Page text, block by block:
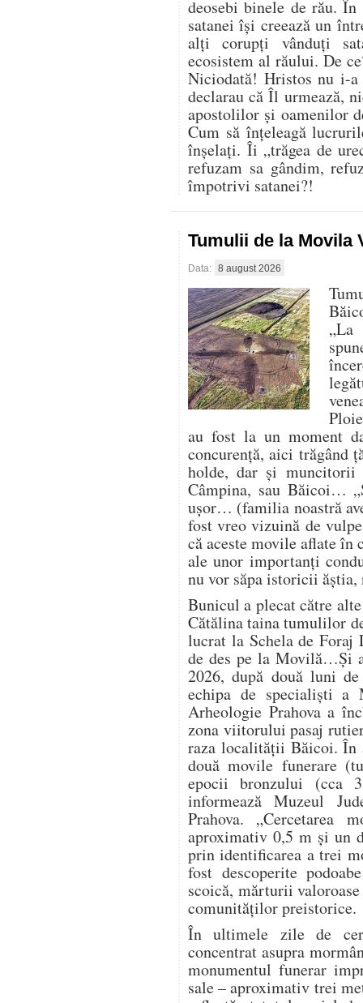
deosebi binele de rău.
satanei își creează un
alți corupți vânduți
ecosistem al răului. De
Niciodată! Hristos nu i-
declarau că Îl urmează,
apostolilor și oamenilor
Cum să înțeleagă
înșelați. Îi „trăgea de
refuzam sa gândim,
împotrivi satanei?!
Tumulii de la
Data: 8 august 2026
au fost la un moment
concurență, aici trăgând
holde, dar și muncitorii
Câmpina, sau Băicoi…
ușor… (familia noastră
fost vreo vizuină de
că aceste movile aflate
ale unor importanți
nu vor săpa istoricii
Bunicul a plecat către
Cătălina taina tumulilor
lucrat la Schela de
de des pe la Movilă…Și
2026, după două luni
echipa de specialiști a
Arheologie Prahova a
zona viitorului pasaj
raza localității Băicoi. În
două movile funerare
epocii bronzului (cca
informează Muzeul
Prahova.
aproximativ 0,5 m și un
prin identificarea a trei
fost descoperite
scoică, mărturii
comunităților preistorice.
În ultimele zile de
concentrat asupra
monumentul funerar
sale – aproximativ trei